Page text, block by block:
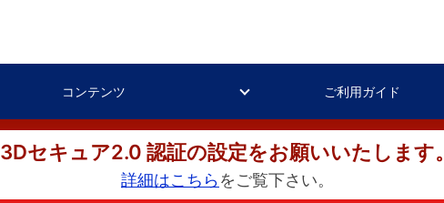
コンテンツ ご利用ガイド
3Dセキュア2.0 認証の設定をお願いいたします。
詳細はこちらをご覧下さい。